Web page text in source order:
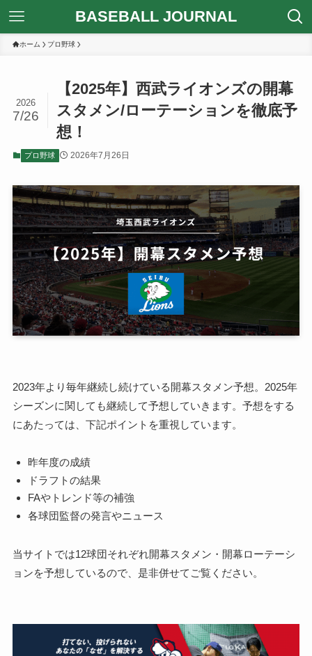
BASEBALL JOURNAL
ホーム プロ野球
【2025年】西武ライオンズの開幕
スタメン/ローテーションを徹底予
想！
2026
7/26
プロ野球 2026年7月26日
2023年より毎年継続し続けている開幕スタメン予想。2025年
シーズンに関しても継続して予想していきます。予想をする
にあたっては、下記ポイントを重視しています。
昨年度の成績
ドラフトの結果
FAやトレンド等の補強
各球団監督の発言やニュース
当サイトでは12球団それぞれ開幕スタメン・開幕ローテーシ
ョンを予想しているので、是非併せてご覧ください。